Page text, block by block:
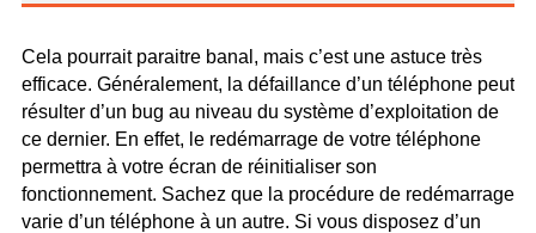
Cela pourrait paraitre banal, mais c’est une astuce très
efficace. Généralement, la défaillance d’un téléphone peut
résulter d’un bug au niveau du système d’exploitation de
ce dernier. En effet, le redémarrage de votre téléphone
permettra à votre écran de réinitialiser son
fonctionnement. Sachez que la procédure de redémarrage
varie d’un téléphone à un autre. Si vous disposez d’un